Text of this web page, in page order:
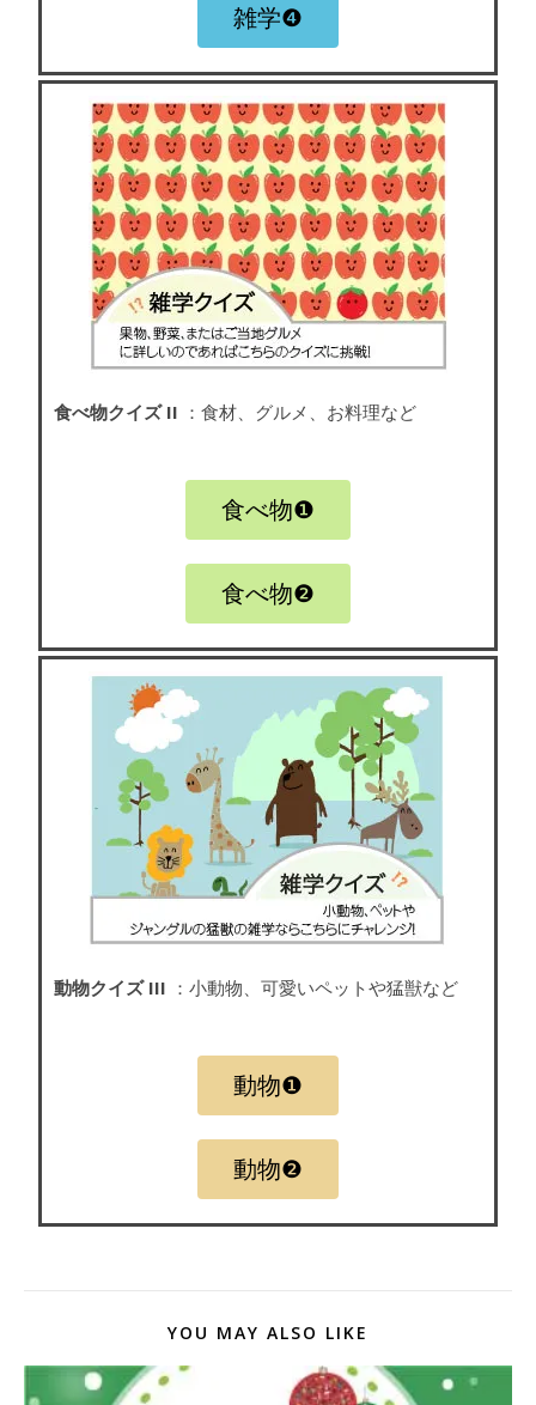
雑学❹
食べ物クイズ II ：食材、グルメ、お料理など
食べ物❶
食べ物❷
動物クイズ III ：小動物、可愛いペットや猛獣など
動物❶
動物❷
YOU MAY ALSO LIKE